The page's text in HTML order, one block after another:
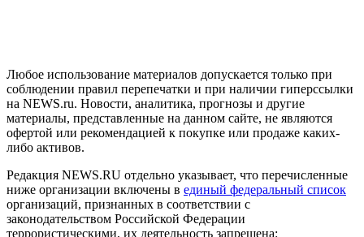
Любое использование материалов допускается только при
соблюдении правил перепечатки и при наличии гиперссылки
на NEWS.ru. Новости, аналитика, прогнозы и другие
материалы, представленные на данном сайте, не являются
офертой или рекомендацией к покупке или продаже каких-
либо активов.
Редакция NEWS.RU отдельно указывает, что перечисленные
ниже организации включены в единый федеральный список
организаций, признанных в соответствии с
законодательством Российской Федерации
террористическими, их деятельность запрещена: